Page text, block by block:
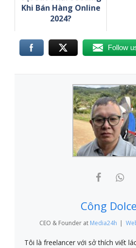
Khi Bán Hàng Online
2024?
Follow
Công Dolce
CEO & Founder at Media24h |
Tôi là freelancer với sở thích viết